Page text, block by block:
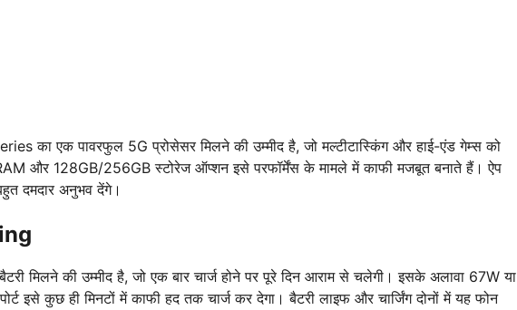
का एक पावरफुल 5G प्रोसेसर मिलने की उम्मीद है, जो मल्टीटास्किंग और हाई-एंड गेम्स को
और 128GB/256GB स्टोरेज ऑप्शन इसे परफॉर्मेंस के मामले में काफी मजबूत बनाते हैं। ऐप
दमदार अनुभव देंगे।
मिलने की उम्मीद है, जो एक बार चार्ज होने पर पूरे दिन आराम से चलेगी। इसके अलावा 67W या
इसे कुछ ही मिनटों में काफी हद तक चार्ज कर देगा। बैटरी लाइफ और चार्जिंग दोनों में यह फोन